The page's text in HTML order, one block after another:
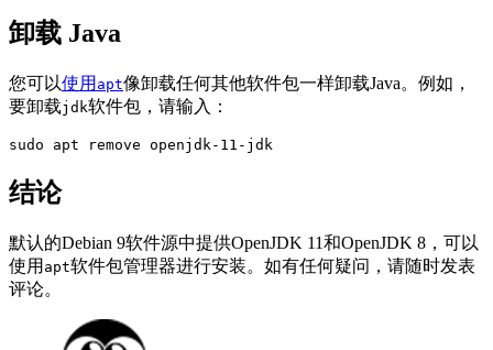
卸载 Java
您可以使用 apt像卸载任何其他软件包一样卸载Java。例如，
要卸载jdk软件包，请输入：
sudo apt remove openjdk-11-jdk
结论
默认的Debian 9软件源中提供OpenJDK 11和OpenJDK 8，可以
使用 apt软件包管理器进行安装。如有任何疑问，请随时发表
评论。